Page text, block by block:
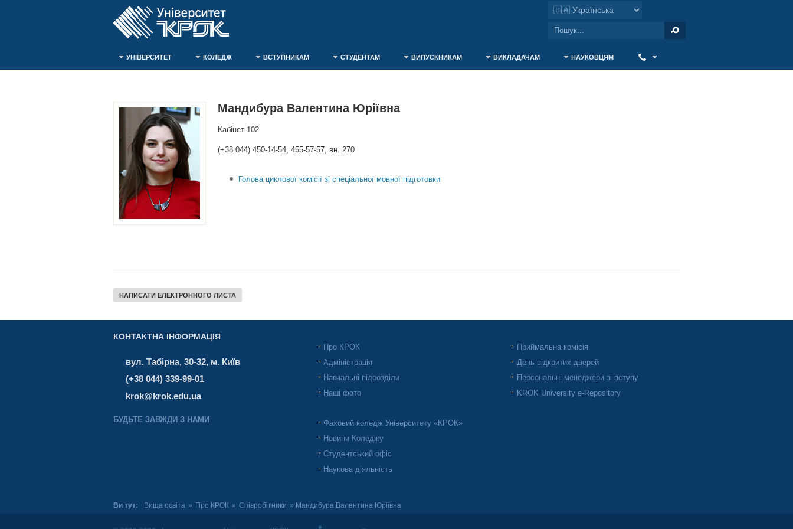
УНІВЕРСИТЕТ КОЛЕДЖ ВСТУПНИКАМ СТУДЕНТАМ ВИПУСКНИКАМ ВИКЛАДАЧАМ НАУКОВЦЯМ
Мандибура Валентина Юріївна
Кабінет 102
(+38 044) 450-14-54, 455-57-57, вн. 270
Голова циклової комісії зі спеціальної мовної підготовки
НАПИСАТИ ЕЛЕКТРОННОГО ЛИСТА
КОНТАКТНА ІНФОРМАЦІЯ
вул. Табірна, 30-32, м. Київ
(+38 044) 339-99-01
krok@krok.edu.ua
БУДЬТЕ ЗАВЖДИ З НАМИ
Про КРОК
Адміністрація
Навчальні підрозділи
Наші фото
Фаховий коледж Університету «КРОК»
Новини Коледжу
Студентський офіс
Наукова діяльність
Приймальна комісія
День відкритих дверей
Персональні менеджери зі вступу
KROK University e-Repository
Ви тут: Вища освіта » Про КРОК » Співробітники » Мандибура Валентина Юріївна